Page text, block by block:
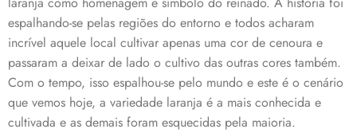
espalhando-se pelas regiões do entorno e todos acharam
incrível aquele local cultivar apenas uma cor de cenoura e
passaram a deixar de lado o cultivo das outras cores também.
Com o tempo, isso espalhou-se pelo mundo e este é o cenário
que vemos hoje, a variedade laranja é a mais conhecida e
cultivada e as demais foram esquecidas pela maioria.